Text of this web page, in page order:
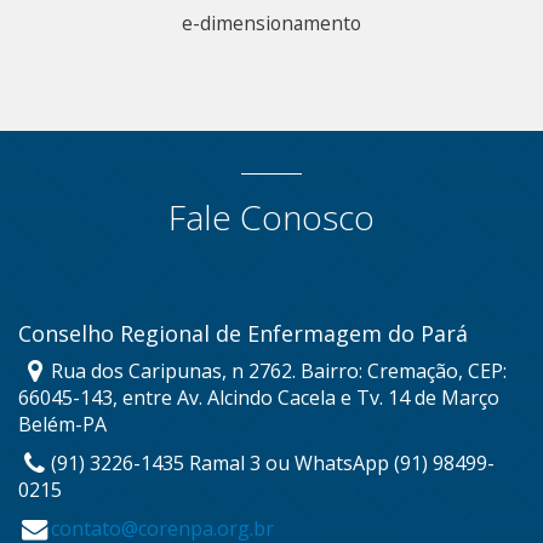
e-dimensionamento
Fale Conosco
Conselho Regional de Enfermagem do Pará
Rua dos Caripunas, n 2762. Bairro: Cremação, CEP:
66045-143, entre Av. Alcindo Cacela e Tv. 14 de Março
Belém-PA
(91) 3226-1435 Ramal 3 ou WhatsApp (91) 98499-
0215
contato@corenpa.org.br